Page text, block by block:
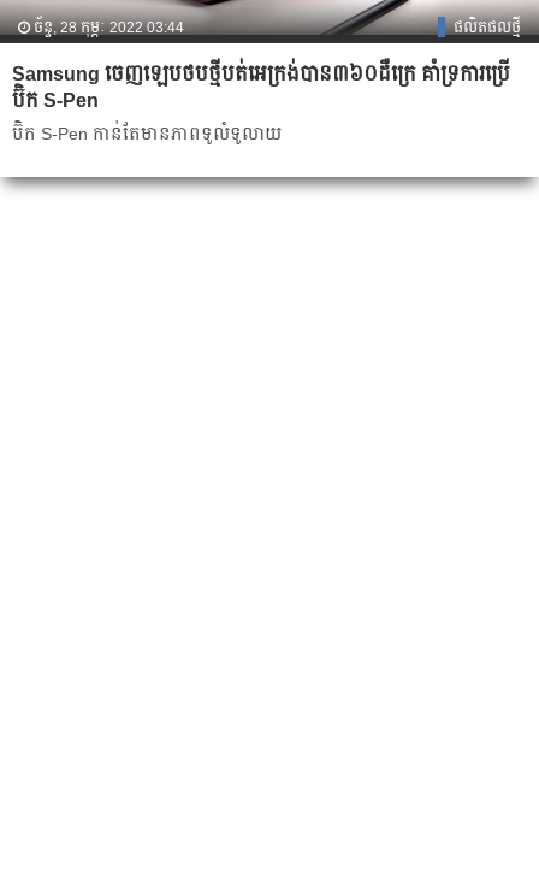
ច័ន្ទ, 28 កុម្ភៈ 2022 03:44 ផលិតផលថ្មី
Samsung ចេញឡេបថបថ្មីបត់អេក្រង់បាន៣៦០ដឺក្រេ គាំទ្រការប្រើ
ប៊ិក S-Pen
ប៊ិក S-Pen កាន់តែមានភាពទូលំទូលាយ